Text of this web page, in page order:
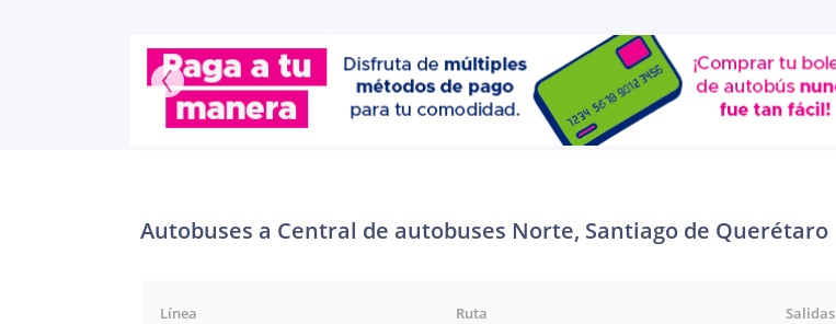
Autobuses a Central de autobuses Norte, Santiago de Querétaro
Línea Ruta Salidas